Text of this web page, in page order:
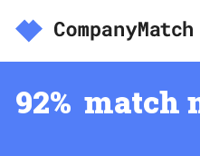
92% match